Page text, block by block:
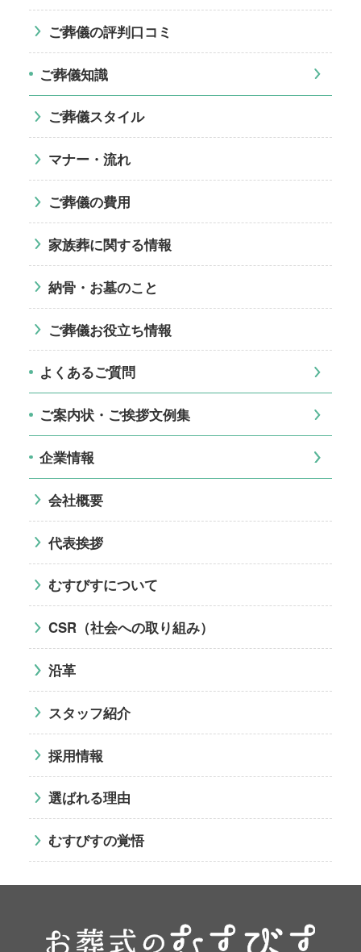
ご葬儀の評判口コミ
ご葬儀知識
ご葬儀スタイル
マナー・流れ
ご葬儀の費用
家族葬に関する情報
納骨・お墓のこと
ご葬儀お役立ち情報
よくあるご質問
ご案内状・ご挨拶文例集
企業情報
会社概要
代表挨拶
むすびすについて
CSR（社会への取り組み）
沿革
スタッフ紹介
採用情報
選ばれる理由
むすびすの覚悟